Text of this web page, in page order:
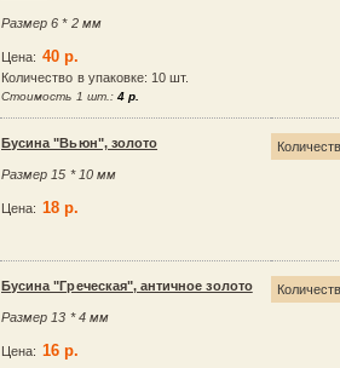
Размер 6 * 2 мм
Цена: 40 р.
Количество в упаковке: 10 шт.
Стоимость 1 шт.: 4 р.
Бусина "Вьюн", золото
Размер 15 * 10 мм
Цена: 18 р.
Бусина "Греческая", античное золото
Размер 13 * 4 мм
Цена: 16 р.